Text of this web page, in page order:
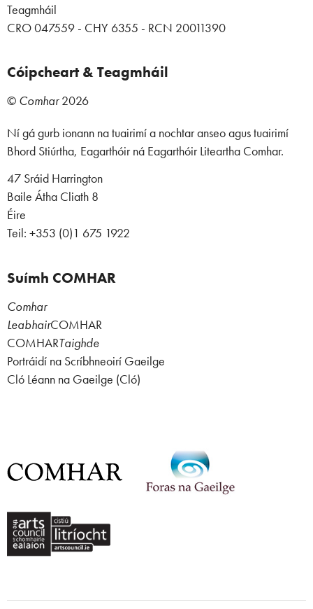
Teagmháil
CRO 047559 - CHY 6355 - RCN 20011390
Cóipcheart & Teagmháil
© Comhar2026
Ní gá gurb ionann na tuairimí a nochtar anseo agus tuairimí
Bhord Stiúrtha, Eagarthóir ná Eagarthóir Liteartha Comhar.
47 Sráid Harrington
Baile Átha Cliath 8
Éire
Teil: +353 (0)1 675 1922
Suímh COMHAR
Comhar
LeabhairCOMHAR
COMHARTaighde
Portráidí na Scríbhneoirí Gaeilge
Cló Léann na Gaeilge (Cló)